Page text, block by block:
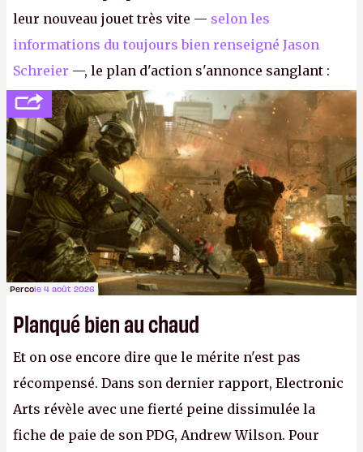
leur nouveau jouet très vite — selon les
informations du toujours bien renseigné Jason
Schreier —, le plan d'action s'annonce sanglant :
réductions de coûts drastiques, fermetures de
studios et licenciements massifs. En gros, essorer
FCetBattlefield, puis virer le reste.P.
Percole 4 août 2026
Planqué bien au chaud
Et on ose encore dire que le mérite n'est pas
récompensé. Dans son dernier rapport, Electronic
Arts révèle avec une fierté peine dissimulée la
fiche de paie de son PDG, Andrew Wilson. Pour